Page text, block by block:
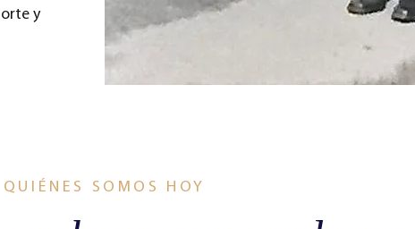
y
QUIÉNES SOMOS HOY